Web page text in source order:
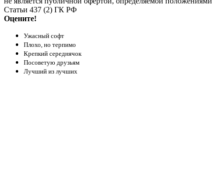
Статьи 437 (2) ГК РФ
Оцените!
Ужасный софт
Плохо, но терпимо
Крепкий середнячок
Посоветую друзьям
Лучший из лучших